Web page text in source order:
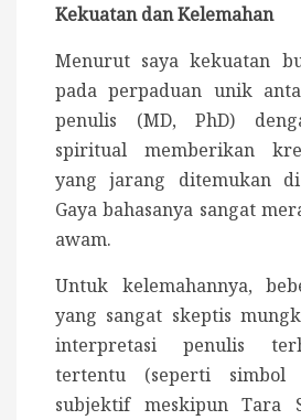
Kekuatan dan Kelemahan
Menurut saya kekuatan
pada perpaduan unik
penulis (MD, PhD)
spiritual memberikan
yang jarang ditemukan
Gaya bahasanya sangat
awam.
Untuk kelemahannya,
yang sangat skeptis
interpretasi penulis
tertentu (seperti simbol
subjektif meskipun Tara